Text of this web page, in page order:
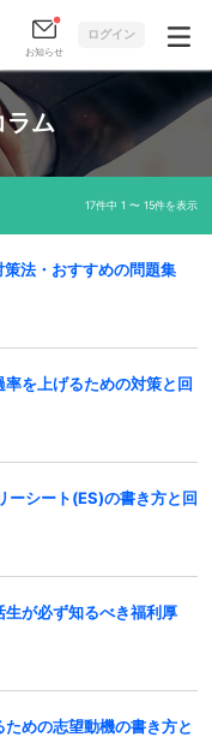
お知らせ
ログイン
ラム
17件中 1 〜 15件を表示
法・おすすめの問題集
を上げるための対策と回
ーシート(ES)の書き方と回
が必ず知るべき福利厚
めの志望動機の書き方と